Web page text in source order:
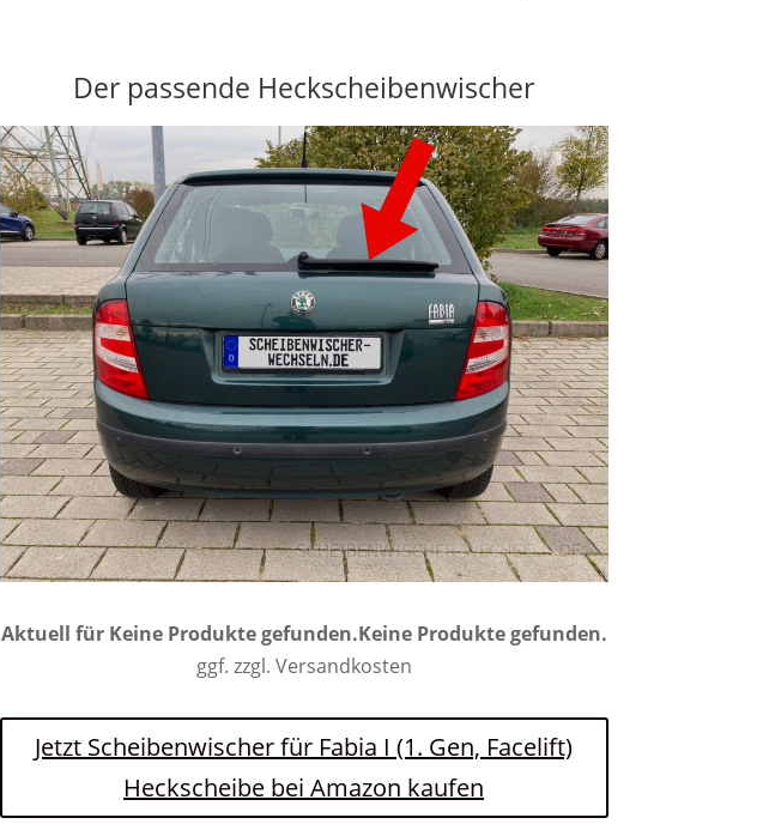
Der passende Heckscheibenwischer
Aktuell für Keine Produkte gefunden.Keine Produkte gefunden.
ggf. zzgl. Versandkosten
Jetzt Scheibenwischer für Fabia I (1. Gen, Facelift)
Heckscheibe bei Amazon kaufen